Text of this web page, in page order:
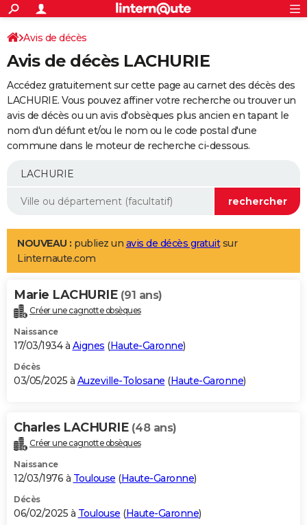
ACTUALITÉS
Politique
Société
Faits Divers
Education
Monde
Villes
+
SPORT
Coupe du monde 2026
Football
Tennis
Cyclisme
Rugby
Forum
Programme TV
TNTStreaming
Cinéma
Sorties cinéma
Musique
+
FINANCE
Retraite
Epargne
Immobilier
Risques naturels par ville
Banque
Assurance
AUTO
Essais
Réserver un essai
Citadines
Berlines
SUV
Forum auto
+
Mobiles
Meilleur smartphone
Internet
Ordinateurs
Jeux vidéo
Guide high-tech
Aménagement intérieur
LIFESTYLE
Art de vivre
Bien-être
Loisirs
Mode
Modes de vie
Alimentation
Guide de la santé
Maladies
Médicaments
Sommeil
VOYAGE
Destinations
City break
Voyage nature
Voyage de noces
Forum
Climat
+PHOTO
GUIDES D'ACHAT
BONS PLANS
Carte de Noël
Carte Bonne année
Carte Saint-Valentin
Carte Pâques
Carte d'anniversaire
DICTIONNAIRE
Dictionnaire
Biographies
Citations
Expressions
Proverbes
PROGRAMME TV
S'inscrire
Se connecter
Lycées
Collèges
Primaires
Universités
Entreprises
Service militaire
Avis de recherche
AVIS DE DÉCÈS
Avis de décès
Avis de décès LACHURIE
Accédez gratuitement sur cette page au carnet des décès des
LACHURIE. Vous pouvez affiner votre recherche ou trouver un
avis de décès ou un avis d'obsèques plus ancien en tapant le
nom d'un défunt et/ou le nom ou le code postal d'une
commune dans le moteur de recherche ci-dessous.
NOUVEAU : publiez un avis de décès gratuitsur
Linternaute.com
Marie LACHURIE (91 ans)
Créer une cagnotte obsèques
Naissance
17/03/1934 à Aignes (Haute-Garonne)
Décès
03/05/2025 à Auzeville-Tolosane (Haute-Garonne)
Charles LACHURIE (48 ans)
Créer une cagnotte obsèques
Naissance
12/03/1976 à Toulouse (Haute-Garonne)
Décès
06/02/2025 à Toulouse (Haute-Garonne)